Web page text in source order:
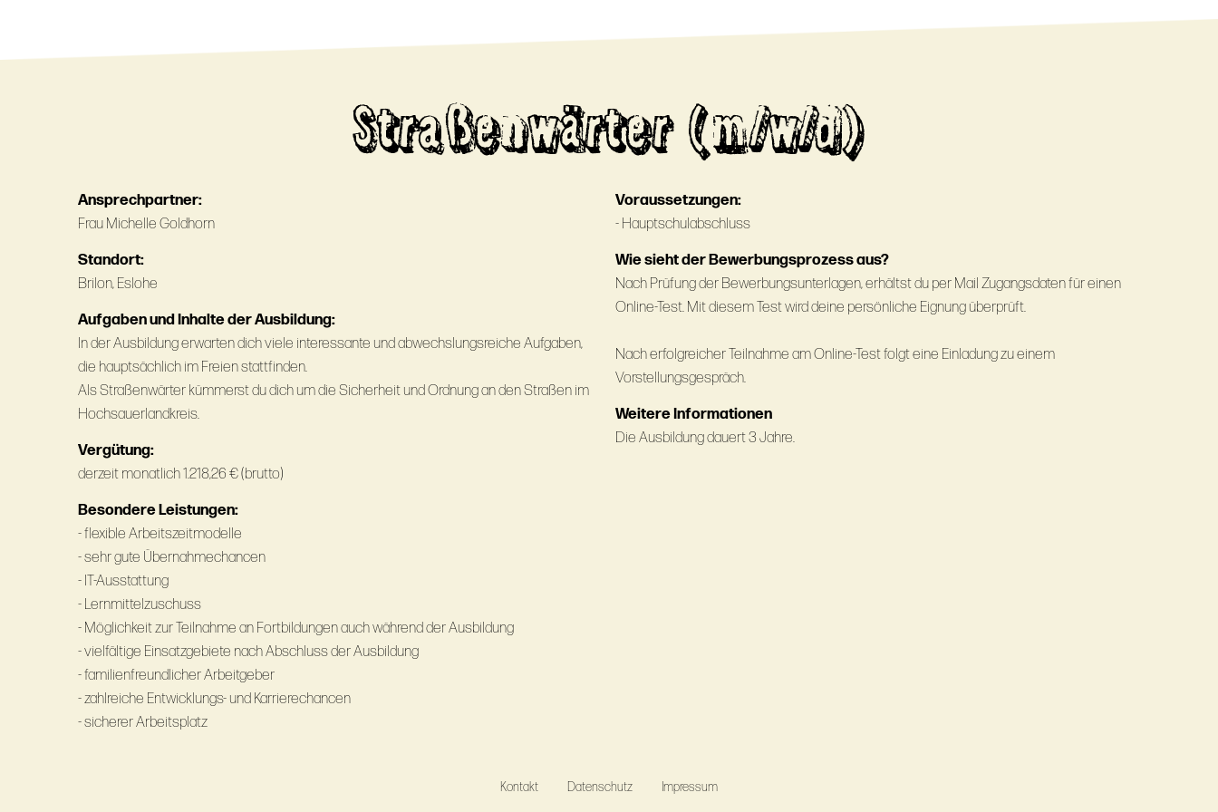
Straßenwärter (m/w/d)
Ansprechpartner:
Frau Michelle Goldhorn
Standort:
Brilon, Eslohe
Aufgaben und Inhalte der Ausbildung:
In der Ausbildung erwarten dich viele interessante und abwechslungsreiche Aufgaben,
die hauptsächlich im Freien stattfinden.
Als Straßenwärter kümmerst du dich um die Sicherheit und Ordnung an den Straßen im
Hochsauerlandkreis.
Vergütung:
derzeit monatlich 1.218,26 € (brutto)
Besondere Leistungen:
- flexible Arbeitszeitmodelle
- sehr gute Übernahmechancen
- IT-Ausstattung
- Lernmittelzuschuss
- Möglichkeit zur Teilnahme an Fortbildungen auch während der Ausbildung
- vielfältige Einsatzgebiete nach Abschluss der Ausbildung
- familienfreundlicher Arbeitgeber
- zahlreiche Entwicklungs- und Karrierechancen
- sicherer Arbeitsplatz
Voraussetzungen:
- Hauptschulabschluss
Wie sieht der Bewerbungsprozess aus?
Nach Prüfung der Bewerbungsunterlagen, erhältst du per Mail Zugangsdaten für einen
Online-Test. Mit diesem Test wird deine persönliche Eignung überprüft.
Nach erfolgreicher Teilnahme am Online-Test folgt eine Einladung zu einem
Vorstellungsgespräch.
Weitere Informationen
Die Ausbildung dauert 3 Jahre.
Kontakt Datenschutz Impressum